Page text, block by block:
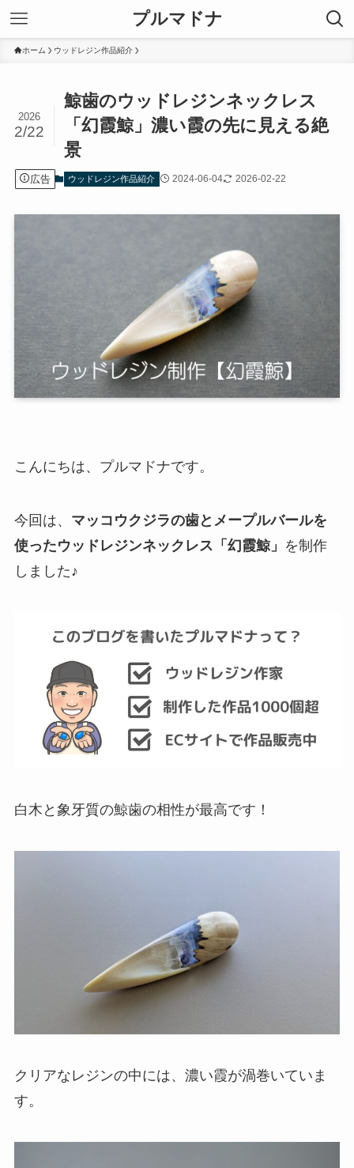
プルマドナ
ホーム ウッドレジン作品紹介
鯨歯のウッドレジンネックレス
「幻霞鯨」濃い霞の先に見える絶
景
2026
2/22
広告 ウッドレジン作品紹介 2024-06-04 2026-02-22
こんにちは、プルマドナです。
今回は、 マッコウクジラの歯とメープルバールを
使ったウッドレジンネックレス「幻霞鯨」 を制作
しました♪
白木と象牙質の鯨歯の相性が最高です！
クリアなレジンの中には、濃い霞が渦巻いていま
す。